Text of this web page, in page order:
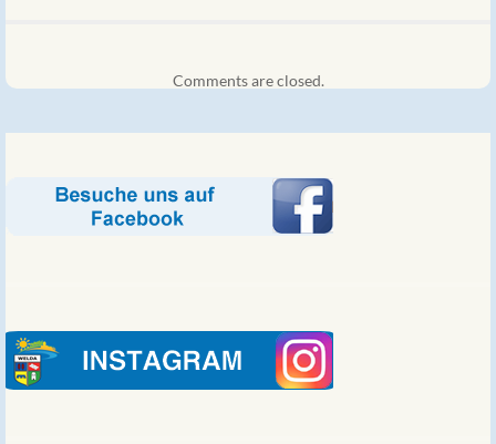
Comments are closed.